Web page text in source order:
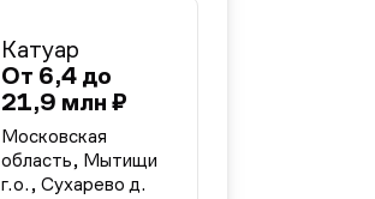
Катуар
От 6,4 до
21,9 млн ₽
Московская
область, Мытищи
г.о., Сухарево д.